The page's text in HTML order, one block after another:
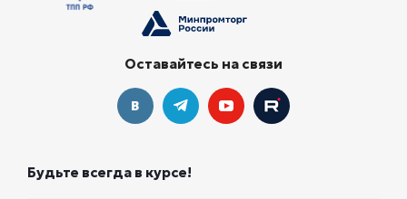
Оставайтесь на связи
Будьте всегда в курсе!